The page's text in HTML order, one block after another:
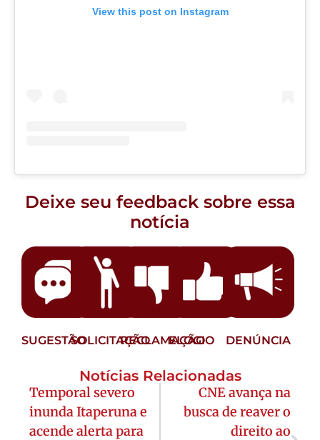
View this post on Instagram
Deixe seu feedback sobre essa
notícia
SUGESTÃOSOLICITAÇÃORECLAMAÇÃO
ELOGIO DENÚNCIA
Notícias Relacionadas
Temporal severo
inunda Itaperuna e
acende alerta para
CNE avança na
busca de reaver o
direito ao